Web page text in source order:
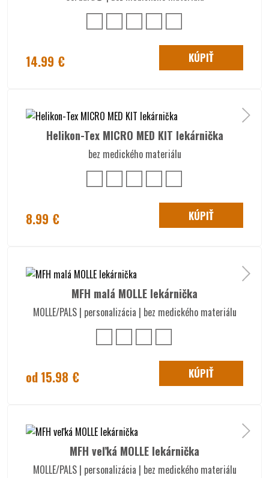
14.99 € KÚPIŤ
Helikon-Tex MICRO MED KIT lekárnička
bez medického materiálu
8.99 € KÚPIŤ
MFH malá MOLLE lekárnička
MOLLE/PALS | personalizácia | bez medického materiálu
od 15.98 € KÚPIŤ
MFH veľká MOLLE lekárnička
MOLLE/PALS | personalizácia | bez medického materiálu